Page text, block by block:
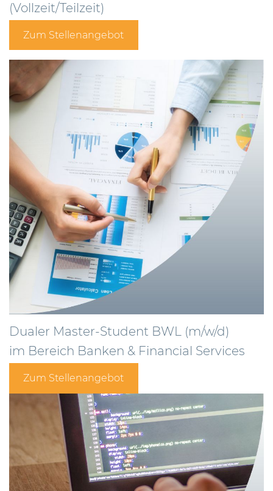
(Vollzeit/Teilzeit)
Zum Stellenangebot
Dualer Master-Student BWL (m/w/d)
im Bereich Banken & Financial Services
Zum Stellenangebot